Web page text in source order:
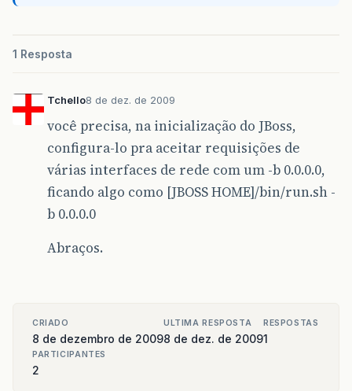
1 Resposta
Tchello8 de dez. de 2009
você precisa, na inicialização do JBoss,
configura-lo pra aceitar requisições de
várias interfaces de rede com um -b 0.0.0.0,
ficando algo como [JBOSS HOME]/bin/run.sh -
b 0.0.0.0
Abraços.
CRIADO
8 de dezembro de 2009
ULTIMA RESPOSTA
8 de dez. de 2009
RESPOSTAS
1
PARTICIPANTES
2